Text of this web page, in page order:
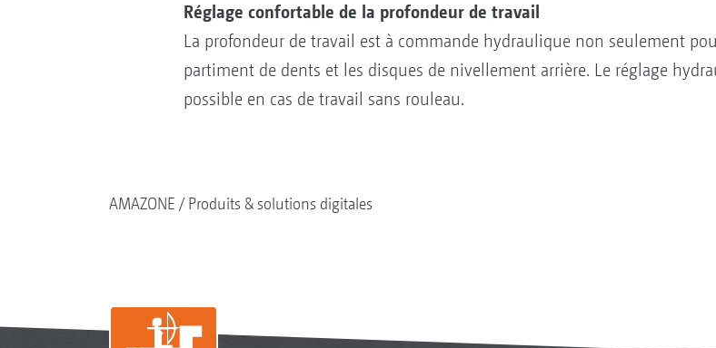
Réglage confortable de la profondeur de travail
La profondeur de travail est à commande hydraulique non seulement
partiment de dents et les disques de nivellement arrière. Le réglage
possible en cas de travail sans rouleau.
AMAZONE Produits & solutions digitales